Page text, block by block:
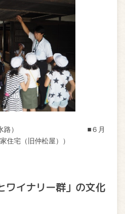
学校（水路） ■６月
宅（旧仲松屋））
ワイナリー群」の文化